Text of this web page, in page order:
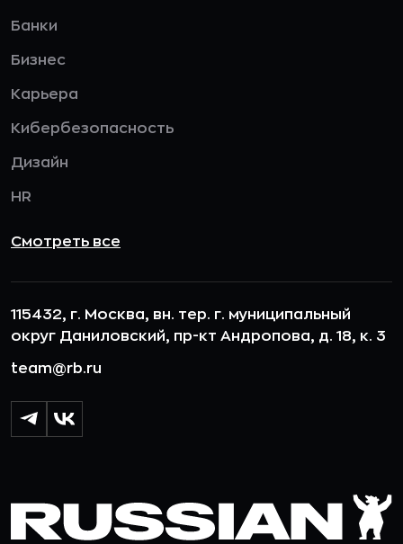
Банки
Бизнес
Карьера
Кибербезопасность
Дизайн
HR
Смотреть все
115432, г. Москва, вн. тер. г. муниципальный
округ Даниловский, пр-кт Андропова, д. 18, к. 3
team@rb.ru